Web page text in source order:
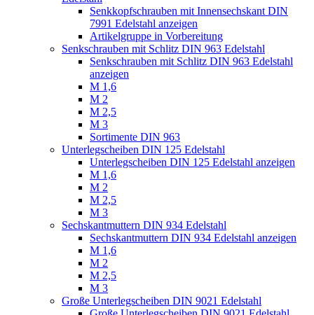
Senkkopfschrauben mit Innensechskant DIN
7991 Edelstahl anzeigen
Artikelgruppe in Vorbereitung
Senkschrauben mit Schlitz DIN 963 Edelstahl
Senkschrauben mit Schlitz DIN 963 Edelstahl
anzeigen
M 1,6
M 2
M 2,5
M 3
Sortimente DIN 963
Unterlegscheiben DIN 125 Edelstahl
Unterlegscheiben DIN 125 Edelstahl anzeigen
M 1,6
M 2
M 2,5
M 3
Sechskantmuttern DIN 934 Edelstahl
Sechskantmuttern DIN 934 Edelstahl anzeigen
M 1,6
M 2
M 2,5
M 3
Große Unterlegscheiben DIN 9021 Edelstahl